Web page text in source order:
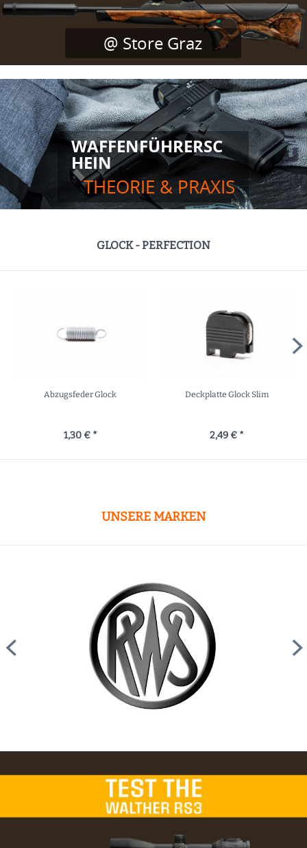
WAFFENFÜHRERSC
HEIN
THEORIE & PRAXIS
@ Store Graz
GLOCK - PERFECTION
Deckplatte Glock Slim
2,49 € *
Federteller Glock maritim 9mm
1,90 € *
UNSERE MARKEN